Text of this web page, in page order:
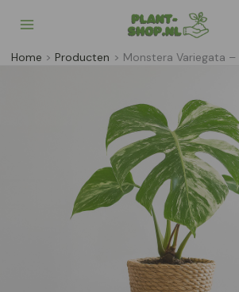
naar
inhoud
Home Producten Monstera Variegata –